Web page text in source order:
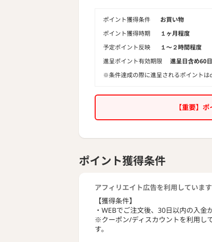
ポイント獲得条件
お買い物
ポイント獲得時期
１ヶ月程度
予定ポイント反映
１〜２時間程度
進呈ポイント有効期限
進呈日含め60日
※条件達成の際に進呈されるポイントは
【重要】
ポイント獲得条件
アフィリエイト広告を利用しています
【獲得条件】
・WEBでご注文後、30日以内の入金
※クーポン/ディスカウントを利用し
す。